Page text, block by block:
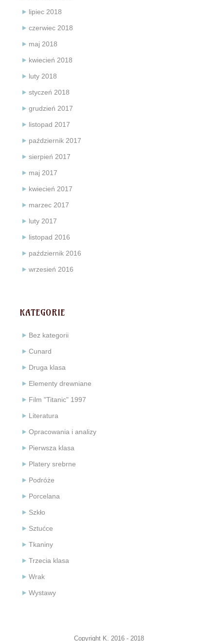
lipiec 2018
czerwiec 2018
maj 2018
kwiecień 2018
luty 2018
styczeń 2018
grudzień 2017
listopad 2017
październik 2017
sierpień 2017
maj 2017
kwiecień 2017
marzec 2017
luty 2017
listopad 2016
październik 2016
wrzesień 2016
KATEGORIE
Bez kategorii
Cunard
Druga klasa
Elementy drewniane
Film "Titanic" 1997
Literatura
Opracowania i analizy
Pierwsza klasa
Platery srebrne
Podróże
Porcelana
Szkło
Sztućce
Tkaniny
Trzecia klasa
Wrak
Wystawy
Copyright K. 2016 - 2018